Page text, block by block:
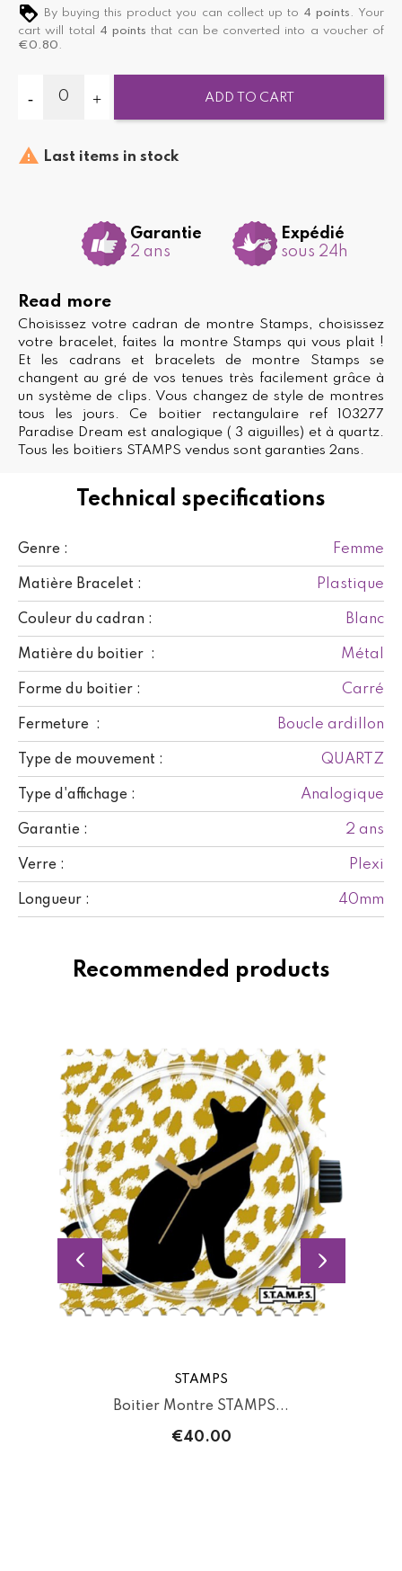
Technical specifications
Genre : Femme
Matière Bracelet : Plastique
Couleur du cadran : Blanc
Matière du boitier : Métal
Forme du boitier : Carré
Fermeture : Boucle ardillon
Type de mouvement : QUARTZ
Type d'affichage : Analogique
Garantie : 2 ans
Verre : Plexi
Longueur : 40mm
By buying this product you can collect up to 4 points . Your
cart will total 4 points that can be converted into a voucher of
€0.80 .
ADD TO CART
 Last items in stock
Garantie
2 ans
Expédié
sous 24h
Read more
Choisissez votre cadran de montre Stamps, choisissez
votre bracelet, faites la montre Stamps qui vous plait !
Et les cadrans et bracelets de montre Stamps se
changent au gré de vos tenues très facilement grâce à
un système de clips. Vous changez de style de montres
tous les jours. Ce boitier rectangulaire ref 103277
Paradise Dream est analogique ( 3 aiguilles) et à quartz.
Tous les boitiers STAMPS vendus sont garanties 2ans.
Recommended products
STAMPS
Boitier Montre STAMPS...
€40.00